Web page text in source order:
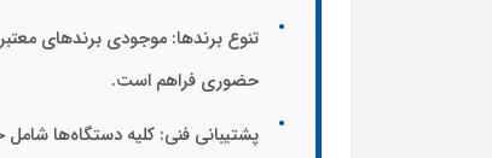
تنوع برندها: موجودی برندهای
حضوری فراهم است.
پشتیبانی فنی: کلیه دستگاه‌ها شامل